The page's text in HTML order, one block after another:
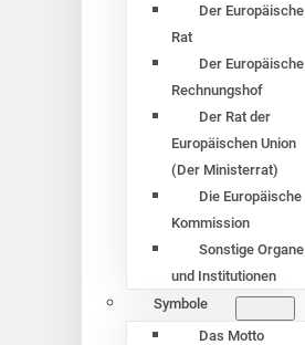
Der Europäische
Rat
Der Europäische
Rechnungshof
Der Rat der
Europäischen Union
(Der Ministerrat)
Die Europäische
Kommission
Sonstige Organe
und Institutionen
Symbole
Das Motto